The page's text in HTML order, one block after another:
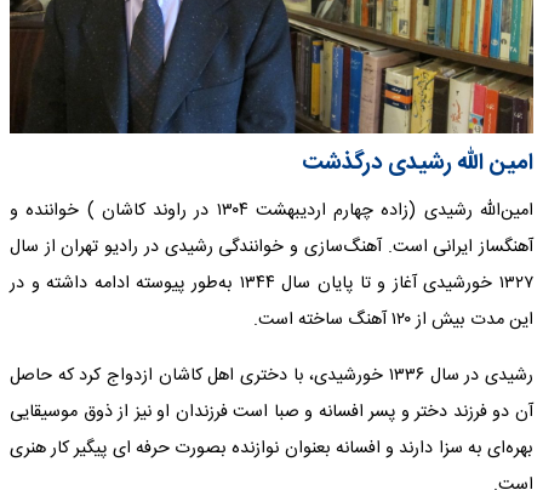
امین الله رشیدی درگذشت
امین‌الله رشیدی (زاده چهارم اردیبهشت ۱۳۰۴ در راوند کاشان ) خواننده و
آهنگساز ایرانی است. آهنگ‌سازی و خوانندگی رشیدی در رادیو تهران از سال
۱۳۲۷ خورشیدی آغاز و تا پایان سال ۱۳۴۴ به‌طور پیوسته ادامه داشته و در
این مدت بیش از ۱۲۰ آهنگ ساخته است.
رشیدی در سال ۱۳۳۶ خورشیدی، با دختری اهل کاشان ازدواج کرد که حاصل
آن دو فرزند دختر و پسر افسانه و صبا است فرزندان او نیز از ذوق موسیقایی
بهره‌ای به‌ سزا دارند و افسانه بعنوان نوازنده بصورت حرفه ای پیگیر کار هنری